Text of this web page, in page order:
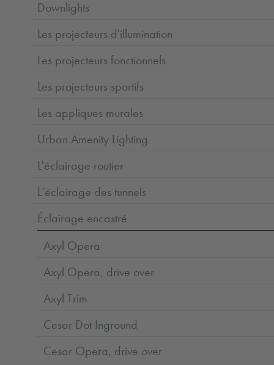
Downlights
Les projecteurs d'illumination
Les projecteurs fonctionnels
Les projecteurs sportifs
Les appliques murales
Urban Amenity Lighting
L'éclairage routier
L’éclairage des tunnels
Éclairage encastré
Axyl Opera
Axyl Opera, drive over
Axyl Trim
Cesar Dot Inground
Cesar Opera, drive over